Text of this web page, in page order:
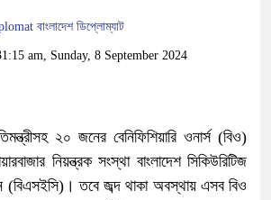
বাংলাদেশ ডিপ্লোম্যাট
am, Sunday, 8 September 2024
২০ জনের বেনিফিশিয়ারি ওনার্স (বিও)
নিয়ন্ত্রক সংস্থা বাংলাদেশ সিকিউরিটিজ
(বিএসইসি)। তবে জব্দ থাকা অবস্থায় এসব বিও